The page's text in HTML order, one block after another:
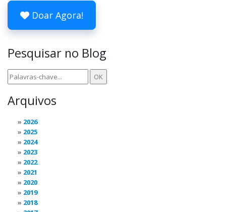
Doar Agora!
Pesquisar no Blog
Arquivos
2026
2025
2024
2023
2022
2021
2020
2019
2018